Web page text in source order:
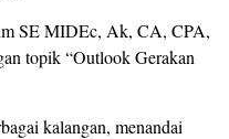
SE MIDEc, Ak, CA, CPA,
topik “Outlook Gerakan
kalangan, menandai